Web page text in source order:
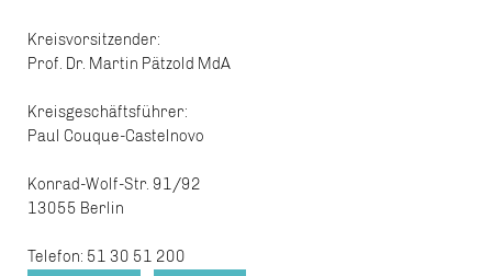
Kreisvorsitzender:
Prof. Dr. Martin Pätzold MdA
Kreisgeschäftsführer:
Paul Couque-Castelnovo
Konrad-Wolf-Str. 91/92
13055 Berlin
Telefon: 51 30 51 200